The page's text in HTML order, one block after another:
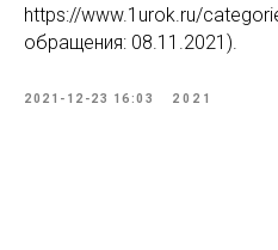
https://www.1urok.ru/
обращения: 08.11.2021).
2021-12-23 16:03 2021